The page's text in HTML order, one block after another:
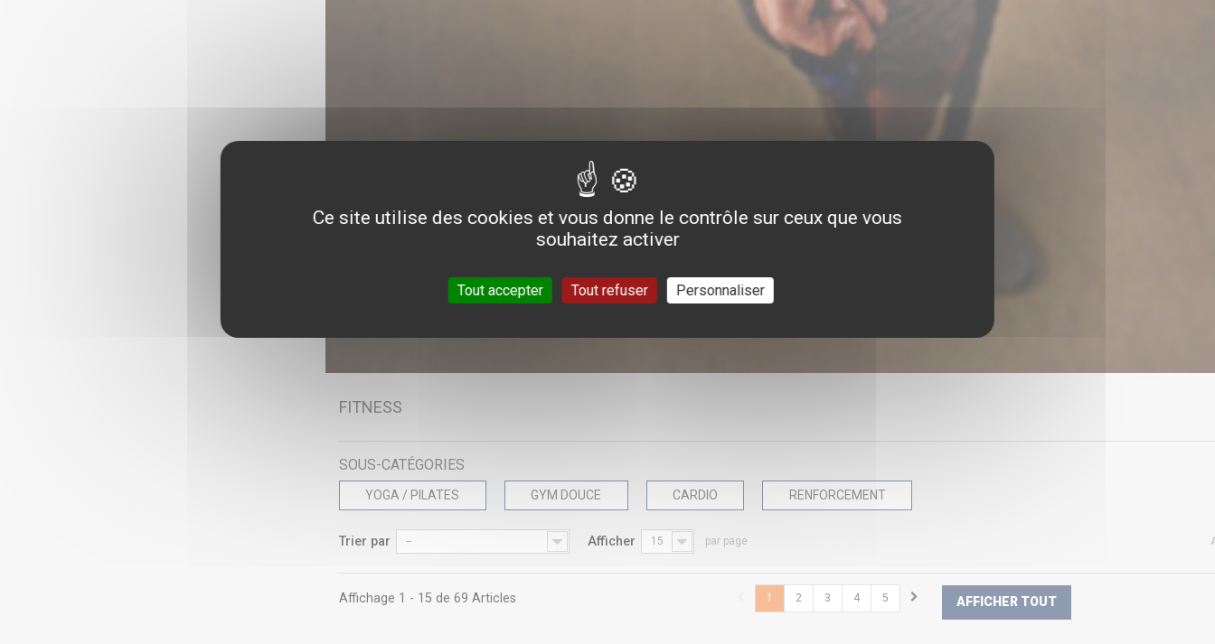
FITNESS
SOUS-CATÉGORIES
YOGA / PILATES GYM DOUCE CARDIO RENFORCEMENT
Trier par -- Afficher 15 par page
AFFICHER TOUT
1 2 3 4 5
Affichage 1 - 15 de 69 Articles
Ce site utilise des cookies et vous donne le contrôle sur ceux que vous
souhaitez activer
Tout accepter Tout refuser Personnaliser